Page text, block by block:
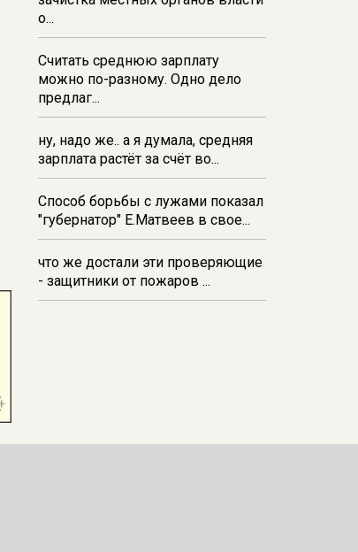
возбуждение уголовного дела в
отношении ИП
11:52В Курске прокуратура
добивается выплаты более 1 млн
рублей зарплаты 32-м
работникам
о...
Считать среднюю зарплату
можно по-разному. Одно дело
предлаг...
ну, надо же.. а я думала, средняя
зарплата растёт за счёт во...
Способ борьбы с лужами показал
"губернатор" Е.Матвеев в свое...
что же достали эти проверяющие
- защитники от пожаров ...